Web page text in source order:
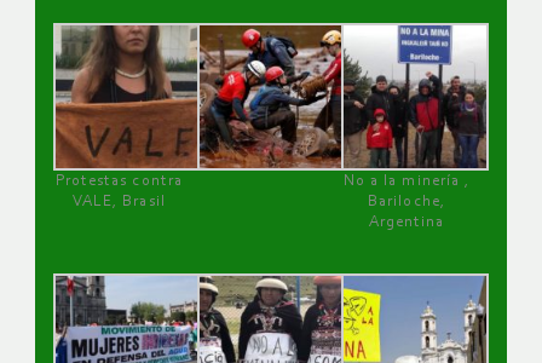
Protestas contra
VALE, Brasil
No a la minería ,
Bariloche,
Argentina